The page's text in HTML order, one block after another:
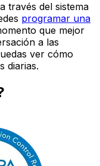
través del sistema
programar una
que mejor
a las
ver cómo
diarias.